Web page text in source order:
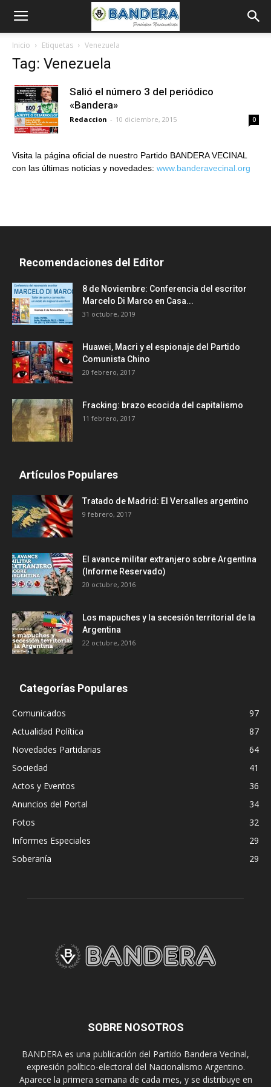
Inicio Etiquetas Venezuela
Tag: Venezuela
Salió el número 3 del periódico
«Bandera»
Redaccion - 10 diciembre, 2015 0
Visita la página oficial de nuestro Partido BANDERA VECINAL
con las últimas noticias y novedades: www.banderavecinal.org
Recomendaciones del Editor
8 de Noviembre: Conferencia del escritor
Marcelo Di Marco en Casa...
31 octubre, 2019
Huawei, Macri y el espionaje del Partido
Comunista Chino
20 febrero, 2017
Fracking: brazo ecocida del capitalismo
11 febrero, 2017
Artículos Populares
Tratado de Madrid: El Versalles argentino
9 febrero, 2017
El avance militar extranjero sobre Argentina
(Informe Reservado)
20 octubre, 2016
Los mapuches y la secesión territorial de la
Argentina
22 octubre, 2016
Categorías Populares
Comunicados
97
Actualidad Política
87
Novedades Partidarias
64
Sociedad
41
Actos y Eventos
36
Anuncios del Portal
34
Fotos
32
Informes Especiales
29
Soberanía
29
SOBRE NOSOTROS
BANDERA es una publicación del Partido Bandera Vecinal,
expresión político-electoral del Nacionalismo Argentino.
Aparece la primera semana de cada mes, y se distribuye en